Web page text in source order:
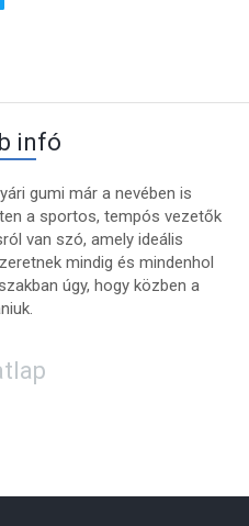
infó
gumi már a nevében is
a sportos, tempós vezetők
van szó, amely ideális
mindig és mindenhol
úgy, hogy közben a